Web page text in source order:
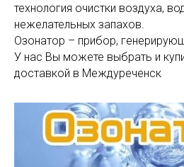
технология очистки воздуха,
нежелательных запахов.
Озонатор – прибор,
У нас Вы можете выбрать и
доставкой в Междуреченск